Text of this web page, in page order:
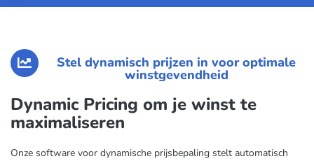
Stel dynamisch prijzen in voor optimale
winstgevendheid
Dynamic Pricing om je winst te
maximaliseren
Onze software voor dynamische prijsbepaling stelt automatisch